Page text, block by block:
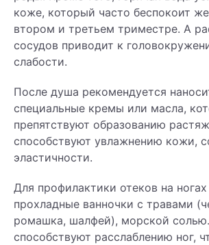
коже, который часто беспокоит
втором и третьем триместре. А
сосудов приводит к
слабости.
После душа рекомендуется
специальные кремы или масла,
препятствуют образованию
способствуют увлажнению кожи,
эластичности.
Для профилактики отеков на
прохладные ванночки с травами
ромашка, шалфей), морской
способствуют расслаблению ног,